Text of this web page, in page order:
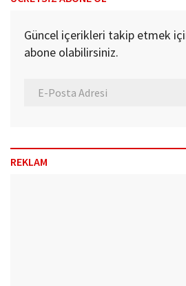
Güncel içerikleri takip etmek
abone olabilirsiniz.
REKLAM